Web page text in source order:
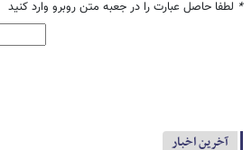
* لطفا حاصل عبارت را در جعبه متن روبرو وارد کنید
آخرین اخبار